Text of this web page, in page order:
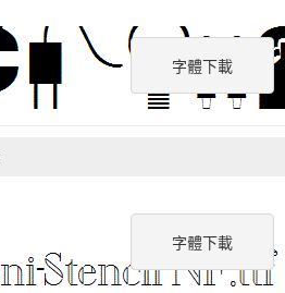
字體下載
字體下載